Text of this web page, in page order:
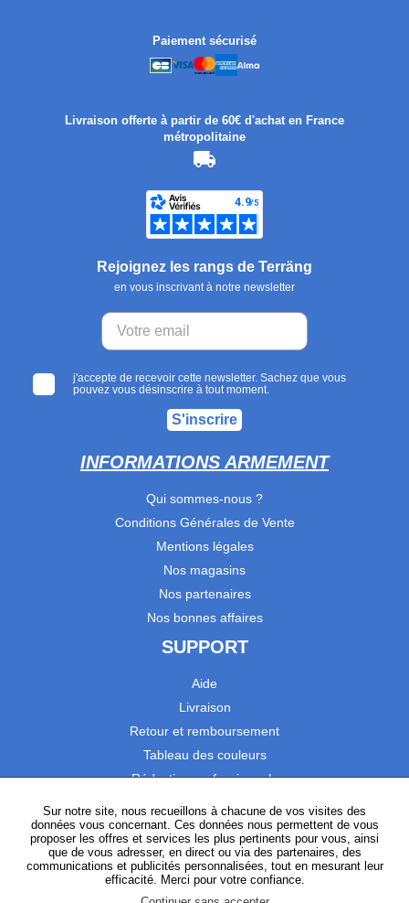
Paiement sécurisé
Livraison offerte à partir de 60€ d'achat en France
métropolitaine
Rejoignez les rangs de Terräng
en vous inscrivant à notre newsletter
j'accepte de recevoir cette newsletter. Sachez que vous
pouvez vous désinscrire à tout moment.
S'inscrire
INFORMATIONS ARMEMENT
Qui sommes-nous ?
Conditions Générales de Vente
Mentions légales
Nos magasins
Nos partenaires
Nos bonnes affaires
SUPPORT
Aide
Livraison
Retour et remboursement
Tableau des couleurs
Réduction professionnels
Catalogues
Satisfaction Clients
SUIVEZ-NOUS
Sur notre site, nous recueillons à chacune de vos visites des
données vous concernant. Ces données nous permettent de vous
proposer les offres et services les plus pertinents pour vous, ainsi
que de vous adresser, en direct ou via des partenaires, des
communications et publicités personnalisées, tout en mesurant leur
efficacité. Merci pour votre confiance.